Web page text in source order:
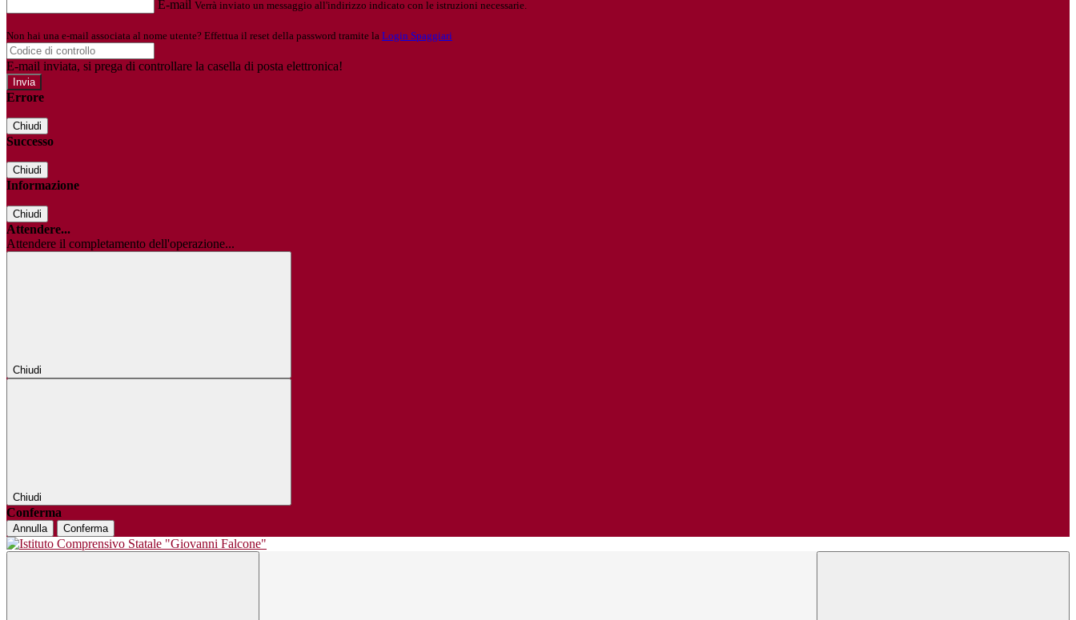
E-mail Verrà inviato un messaggio all'indirizzo indicato con le istruzioni necessarie.
Non hai una e-mail associata al nome utente? Effettua il reset della password tramite la Login Spaggiari
E-mail inviata, si prega di controllare la casella di posta elettronica!
Errore
Chiudi
Successo
Chiudi
Informazione
Chiudi
Attendere...
Attendere il completamento dell'operazione...
Chiudi
Chiudi
Conferma
Annulla Conferma